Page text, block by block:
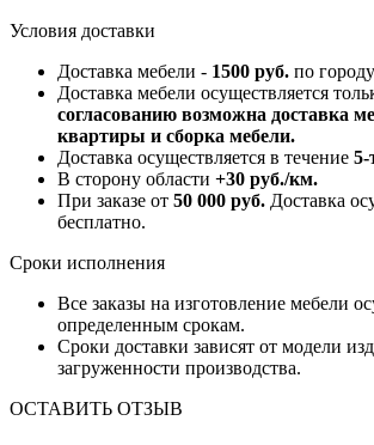
Условия доставки
Доставка мебели - 1500 руб. по
Доставка мебели осуществляется
согласованию возможна доставка
квартиры и сборка мебели.
Доставка осуществляется в течение 5-
В сторону области +30 руб./км.
При заказе от 50 000 руб. Доставка
бесплатно.
Сроки исполнения
Все заказы на изготовление мебели
определенным срокам.
Сроки доставки зависят от модели
загруженности производства.
ОСТАВИТЬ ОТЗЫВ